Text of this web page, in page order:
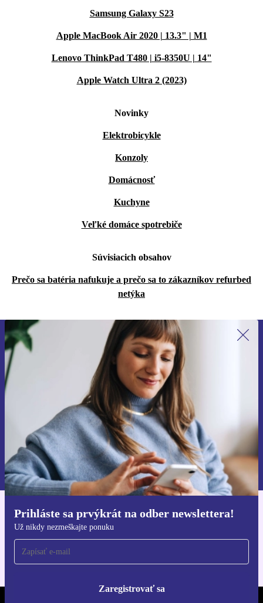
Samsung Galaxy S23
Apple MacBook Air 2020 | 13.3" | M1
Lenovo ThinkPad T480 | i5-8350U | 14"
Apple Watch Ultra 2 (2023)
Novinky
Elektrobicykle
Konzoly
Domácnosť
Kuchyne
Veľké domáce spotrebiče
Súvisiacich obsahov
Prečo sa batéria nafukuje a prečo sa to zákazníkov refurbed
netýka
Prihláste sa prvýkrát na odber newslettera!
Už nikdy nezmeškajte ponuku
Zaregistrovať sa
Prihláste sa prvýkrát na newsletter!
Už nikdy nezmeškajte ponuku.
Zaregistrovať sa
Informácie o používaní osobných údajov nájdete v našich
Zásadách ochrany osobných údajov.
Získajte aplikáciu refurbed
Pre iOS a Android